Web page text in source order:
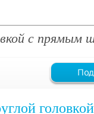
с прямым